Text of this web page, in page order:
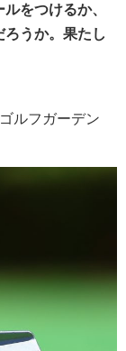
をつけるか、
うか。果たし
ルフガーデン